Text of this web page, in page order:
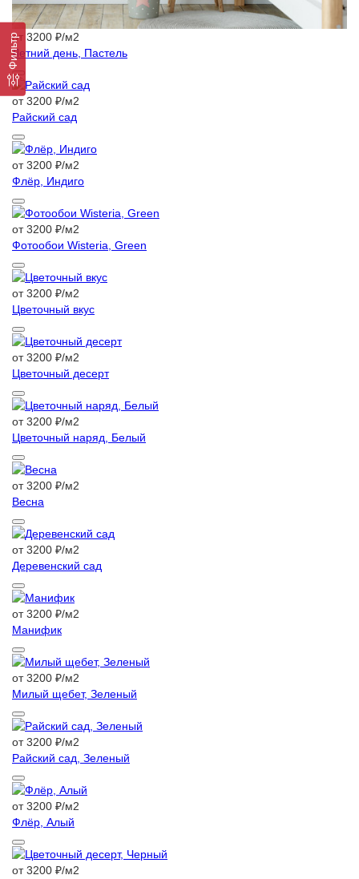
Фильтр
от 3200 ₽/м2
Летний день, Пастель
от 3200 ₽/м2
Райский сад
от 3200 ₽/м2
Флёр, Индиго
от 3200 ₽/м2
Фотообои Wisteria, Green
от 3200 ₽/м2
Цветочный вкус
от 3200 ₽/м2
Цветочный десерт
от 3200 ₽/м2
Цветочный наряд, Белый
от 3200 ₽/м2
Весна
от 3200 ₽/м2
Деревенский сад
от 3200 ₽/м2
Манифик
от 3200 ₽/м2
Милый щебет, Зеленый
от 3200 ₽/м2
Райский сад, Зеленый
от 3200 ₽/м2
Флёр, Алый
от 3200 ₽/м2